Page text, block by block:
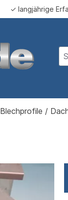
✓ langjährige
Blechprofile /